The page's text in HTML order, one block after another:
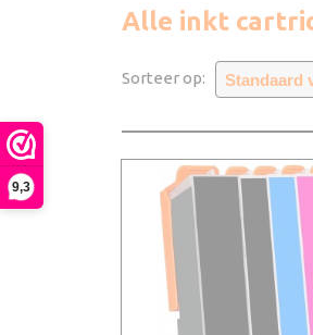
9,3
Alle inkt
Sorteer op: